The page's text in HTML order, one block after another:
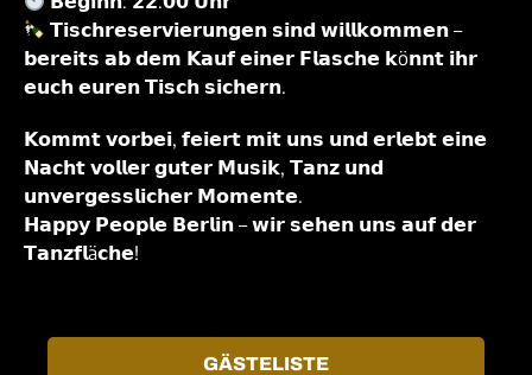
𝗧𝗶𝘀𝗰𝗵𝗿𝗲𝘀𝗲𝗿𝘃𝗶𝗲𝗿𝘂𝗻𝗴𝗲𝗻 𝘀𝗶𝗻𝗱 𝘄𝗶𝗹𝗹𝗸𝗼𝗺𝗺𝗲𝗻 –
𝗯𝗲𝗿𝗲𝗶𝘁𝘀 𝗮𝗯 𝗱𝗲𝗺 𝗞𝗮𝘂𝗳 𝗲𝗶𝗻𝗲𝗿 𝗙𝗹𝗮𝘀𝗰𝗵𝗲 𝗸ö𝗻𝗻𝘁 𝗶𝗵𝗿
𝗲𝘂𝗰𝗵 𝗲𝘂𝗿𝗲𝗻 𝗧𝗶𝘀𝗰𝗵 𝘀𝗶𝗰𝗵𝗲𝗿𝗻.
𝗞𝗼𝗺𝗺𝘁 𝘃𝗼𝗿𝗯𝗲𝗶, 𝗳𝗲𝗶𝗲𝗿𝘁 𝗺𝗶𝘁 𝘂𝗻𝘀 𝘂𝗻𝗱 𝗲𝗿𝗹𝗲𝗯𝘁 𝗲𝗶𝗻𝗲
𝗡𝗮𝗰𝗵𝘁 𝘃𝗼𝗹𝗹𝗲𝗿 𝗴𝘂𝘁𝗲𝗿 𝗠𝘂𝘀𝗶𝗸, 𝗧𝗮𝗻𝘇 𝘂𝗻𝗱
𝘂𝗻𝘃𝗲𝗿𝗴𝗲𝘀𝘀𝗹𝗶𝗰𝗵𝗲𝗿 𝗠𝗼𝗺𝗲𝗻𝘁𝗲.
𝗛𝗮𝗽𝗽𝘆 𝗣𝗲𝗼𝗽𝗹𝗲 𝗕𝗲𝗿𝗹𝗶𝗻 – 𝘄𝗶𝗿 𝘀𝗲𝗵𝗲𝗻 𝘂𝗻𝘀 𝗮𝘂𝗳 𝗱𝗲𝗿
𝗧𝗮𝗻𝘇𝗳𝗹ä𝗰𝗵𝗲!
GÄSTELISTE